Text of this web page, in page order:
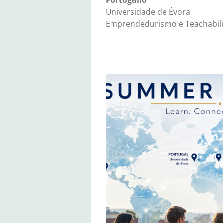
Universidade de Évora
Emprendedurismo e